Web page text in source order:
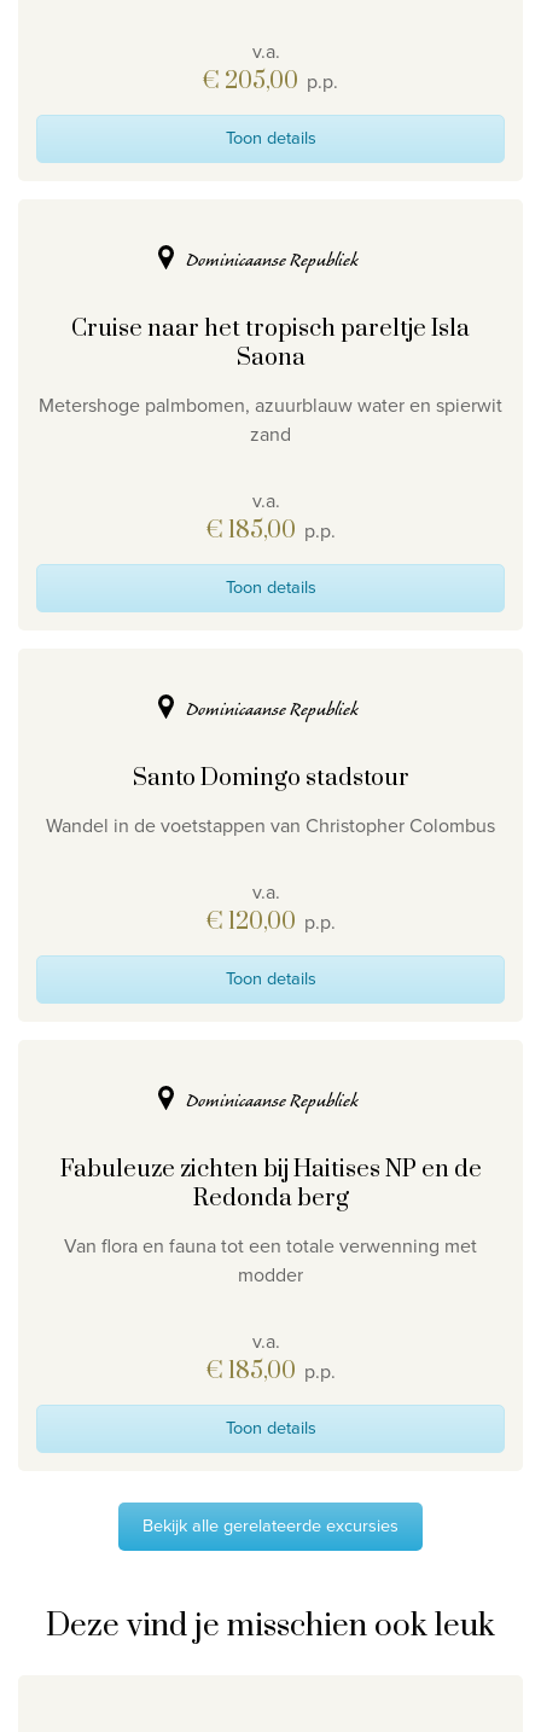
v.a.
€ 205,00 p.p.
Toon details
Dominicaanse Republiek
Cruise naar het tropisch pareltje Isla
Saona
Metershoge palmbomen, azuurblauw water en spierwit
zand
v.a.
€ 185,00 p.p.
Toon details
Dominicaanse Republiek
Santo Domingo stadstour
Wandel in de voetstappen van Christopher Colombus
v.a.
€ 120,00 p.p.
Toon details
Dominicaanse Republiek
Fabuleuze zichten bij Haitises NP en de
Redonda berg
Van flora en fauna tot een totale verwenning met
modder
v.a.
€ 185,00 p.p.
Toon details
Bekijk alle gerelateerde excursies
Deze vind je misschien ook leuk